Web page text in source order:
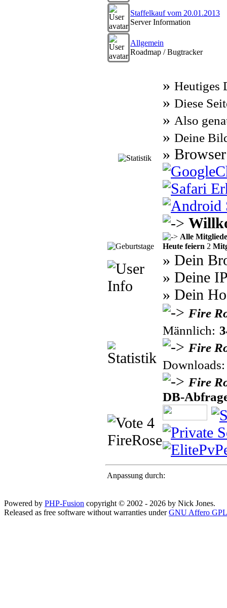
Staffelkauf vom 20.01.2013
Server Information
Allgemein
Roadmap / Bugtracker
» Heutiges
» Diese
» Also
» Deine
»
Alle
Heute feiern 2
» Dein
» Deine
» Dein
Fire
Männlich:
Fire
Fire
DB-
Anpassung durch:
Powered by PHP-Fusion copyright © 2002 - 2026 by Nick Jones.
Released as free software without warranties underGNU Affero GPL